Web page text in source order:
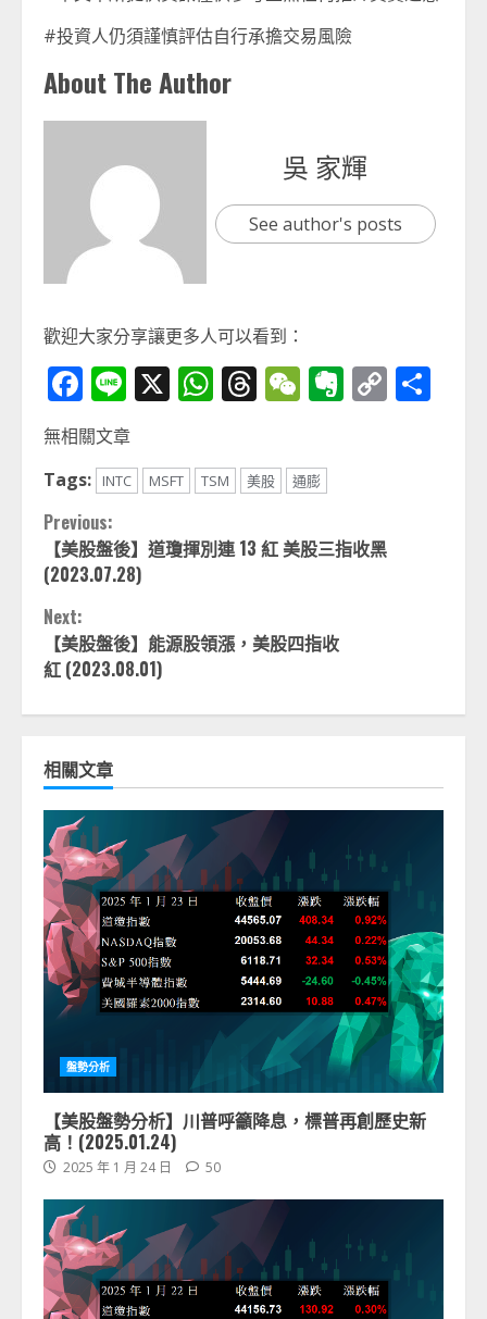
#投資人仍須謹慎評估自行承擔交易風險
About The Author
吳 家輝
See author's posts
歡迎大家分享讓更多人可以看到：
Facebook
Line
X WhatsApp
Threads
WeChat
Evernote
Copy
無相關文章
Tags:
INTC MSFT TSM 美股 通膨
Continue
Reading
Previous:
【美股盤後】道瓊揮別連 13 紅 美股三指收黑
(2023.07.28)
Next:
【美股盤後】能源股領漲，美股四指收
紅 (2023.08.01)
相關文章
盤勢分析
【美股盤勢分析】川普呼籲降息，標普再創歷史新
高！(2025.01.24)
2025 年 1 月 24 日 50